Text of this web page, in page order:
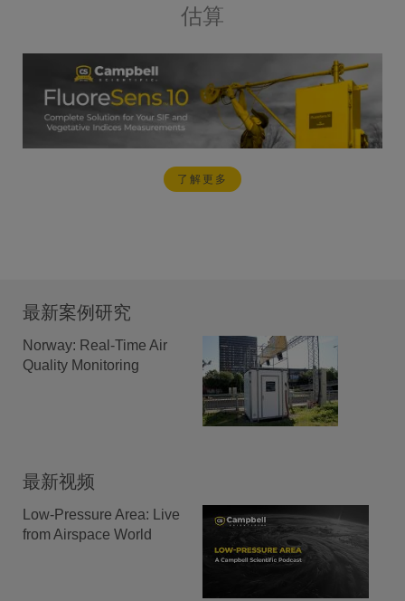
估算
了解更多
最新案例研究
Norway: Real-Time Air
Quality Monitoring
最新视频
Low-Pressure Area: Live
from Airspace World